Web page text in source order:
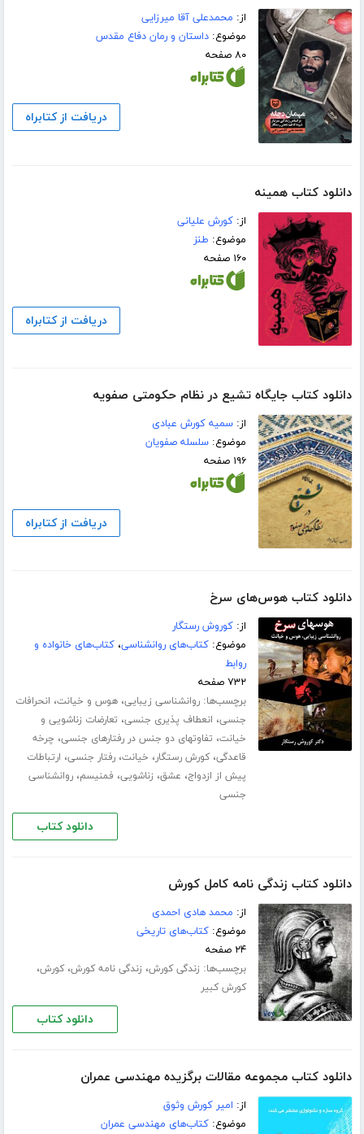
از: محمدعلی آقا میرزایی
موضوع:داستان و رمان دفاع مقدس
۸۰ صفحه
دریافت از کتابراه
دانلود کتاب همینه
از:کورش علیانی
موضوع: طنز
۱۶۰ صفحه
دریافت از کتابراه
دانلود کتاب جایگاه تشیع در نظام حکومتی صفویه
از:سمیه کورش عبادی
موضوع:سلسله صفویان
۱۹۶ صفحه
دریافت از کتابراه
دانلود کتاب هوس‌های سرخ
از:کوروش رستگار
موضوع:کتاب‌های روانشناسی،کتاب‌های خانواده و
روابط
۷۳۲ صفحه
برچسب‌ها:روانشناسی زیبایی،هوس و خیانت، انحرافات
جنسی، انعطاف پذیری جنسی، تعارضات زناشویی و
خیانت، تفاوتهای دو جنس در رفتارهای جنسی، چرخه
قاعدگی،کورش رستگار، خیانت،رفتار جنسی، ارتباطات
پیش از ازدواج، عشق، زناشویی، فمنیسم،روانشناسی
جنسی
دانلود کتاب
دانلود کتاب زندگی نامه کامل کورش
از: محمد هادی احمدی
موضوع:کتاب‌های تاریخی
۲۴ صفحه
برچسب‌ها: زندگی کورش، زندگی نامه کورش،کورش،
کورش کبیر
دانلود کتاب
دانلود کتاب مجموعه مقالات برگزیده مهندسی عمران
از: امیر کورش وثوق
موضوع:کتاب‌های مهندسی عمران